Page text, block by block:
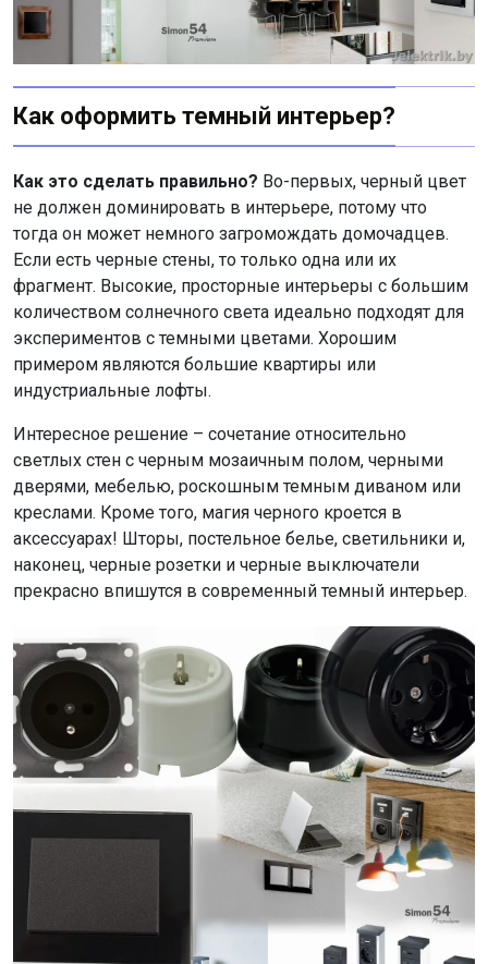
Как оформить темный интерьер?
Как это сделать правильно? Во-первых, черный цвет
не должен доминировать в интерьере, потому что
тогда он может немного загромождать домочадцев.
Если есть черные стены, то только одна или их
фрагмент. Высокие, просторные интерьеры с большим
количеством солнечного света идеально подходят для
экспериментов с темными цветами. Хорошим
примером являются большие квартиры или
индустриальные лофты.
Интересное решение – сочетание относительно
светлых стен с черным мозаичным полом, черными
дверями, мебелью, роскошным темным диваном или
креслами. Кроме того, магия черного кроется в
аксессуарах! Шторы, постельное белье, светильники и,
наконец, черные розетки и черные выключатели
прекрасно впишутся в современный темный интерьер.